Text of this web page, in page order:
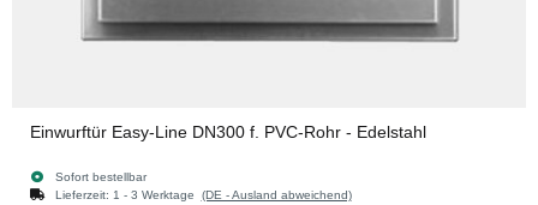
Einwurftür Easy-Line DN300 f. PVC-Rohr - Edelstahl
Sofort bestellbar
Lieferzeit: 1 - 3 Werktage (DE - Ausland abweichend)